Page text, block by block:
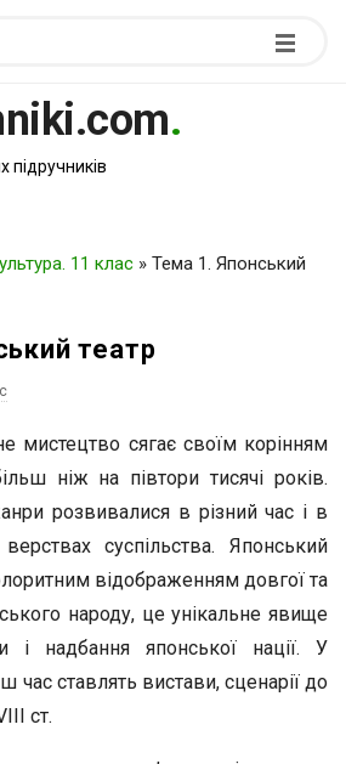
.
підручників
11 клас » Тема 1. Японський
театр
мистецтво сягає своїм корінням
ніж на півтори тисячі років.
розвивалися в різний час і в
суспільства. Японський
відображенням довгої та
народу, це унікальне явище
і надбання японської нації. У
час ставлять вистави, сценарії до
ст.